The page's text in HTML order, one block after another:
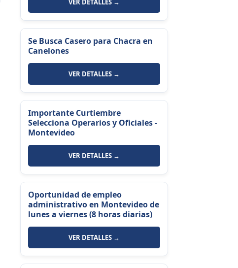
VER DETALLES →
Se Busca Casero para Chacra en
Canelones
VER DETALLES →
Importante Curtiembre
Selecciona Operarios y Oficiales -
Montevideo
VER DETALLES →
Oportunidad de empleo
administrativo en Montevideo de
lunes a viernes (8 horas diarias)
VER DETALLES →